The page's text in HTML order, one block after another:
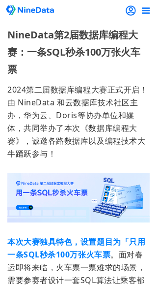
끀
NineData第2届数据库编程大
赛：一条SQL秒杀100万张火车
票
2024第二届数据库编程大赛正式开启！
由 NineData 和云数据库技术社区主
办，华为云、Doris等协办单位和媒
体，共同举办了本次《数据库编程大
赛》， 诚邀各路数据库以及编程技术大
牛踊跃参与！
本次大赛独具特色，设置题目为「只用
一条SQL秒杀100万张火车票。面对春
运即将来临，火车票一票难求的场景，
需要参赛者设计一套SQL算法让乘客都